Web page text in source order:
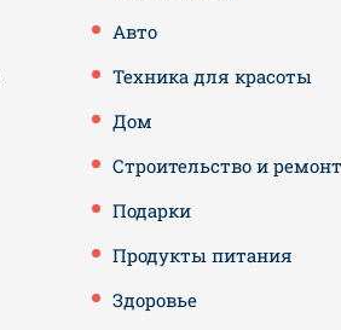
Авто
Техника для красоты
Дом
Строительство и ремонт
Подарки
Продукты питания
Здоровье